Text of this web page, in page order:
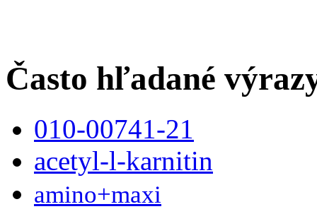
Často hľadané
010-00741-21
acetyl-l-karnitin
amino+maxi